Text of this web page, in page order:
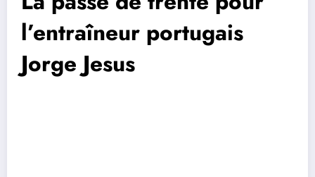
l’entraîneur portugais
Jorge Jesus